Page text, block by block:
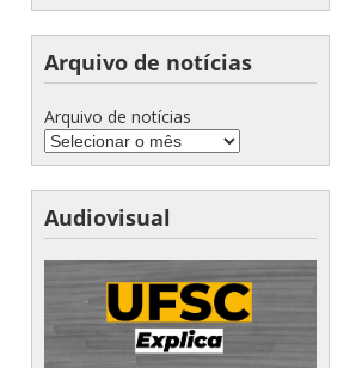
Arquivo de notícias
Arquivo de notícias
Audiovisual